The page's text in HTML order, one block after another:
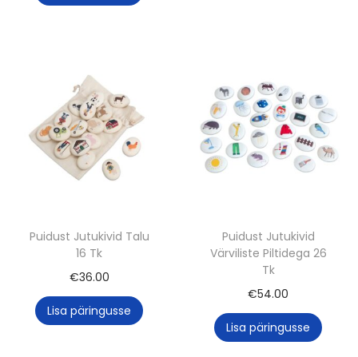
Puidust Jutukivid Talu
16 Tk
€36.00
Lisa päringusse
Puidust Jutukivid
Värviliste Piltidega 26
Tk
€54.00
Lisa päringusse